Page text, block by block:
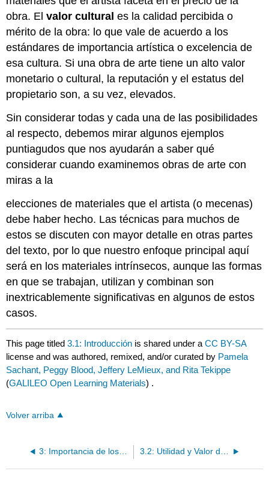
obra. Elvalor cultural es la calidad percibida o
mérito de la obra: lo que vale de acuerdo a los
estándares de importancia artística o excelencia de
esa cultura. Si una obra de arte tiene un alto valor
monetario o cultural, la reputación y el estatus del
propietario son, a su vez, elevados.
Sin considerar todas y cada una de las posibilidades
al respecto, debemos mirar algunos ejemplos
puntiagudos que nos ayudarán a saber qué
considerar cuando examinemos obras de arte con
miras a la
elecciones de materiales que el artista (o mecenas)
debe haber hecho. Las técnicas para muchos de
estos se discuten con mayor detalle en otras partes
del texto, por lo que nuestro enfoque principal aquí
será en los materiales intrínsecos, aunque las formas
en que se trabajan, utilizan y combinan son
inextricablemente significativas en algunos de estos
casos.
This page titled3.1: Introducción is shared under aCC BY-SA
license and was authored, remixed, and/or curated by Pamela
Sachant, Peggy Blood, Jeffery LeMieux, and Rita Tekippe
(GALILEO Open Learning Materials) .
Volver arriba
3: Importancia de los Materiales Utilizados en el Arte